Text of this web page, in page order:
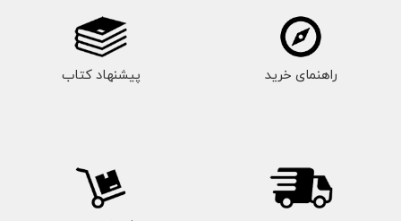
راهنمای خرید پیشنهاد کتاب